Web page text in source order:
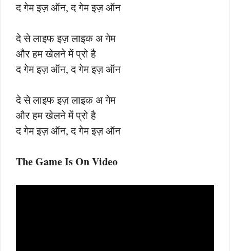
द गेम इज़ ऑन, द गेम इज़ ऑन
दे से लाइफ इज़ लाइक अ गेम
और हम खेलने में प्रो है
द गेम इज़ ऑन, द गेम इज़ ऑन
दे से लाइफ इज़ लाइक अ गेम
और हम खेलने में प्रो है
द गेम इज़ ऑन, द गेम इज़ ऑन
The Game Is On Video